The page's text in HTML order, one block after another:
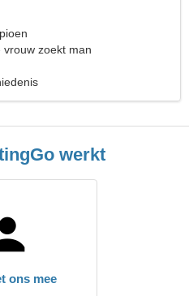
vrouw zoekt man
werkt
ons mee